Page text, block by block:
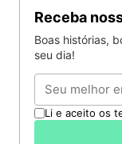
Receba
Boas histórias,
seu dia!
Email
Li e aceito os